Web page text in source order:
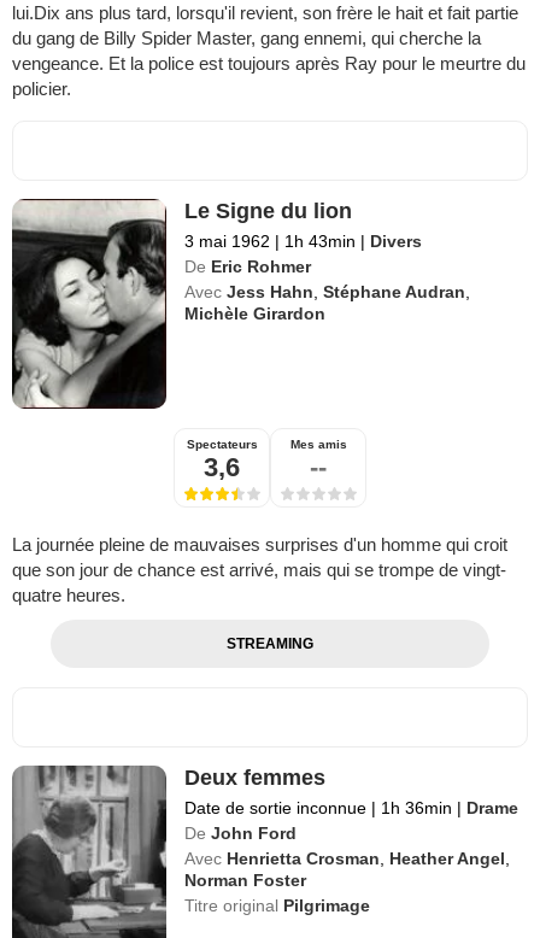
lui.Dix ans plus tard, lorsqu'il revient, son frère le hait et fait partie
du gang de Billy Spider Master, gang ennemi, qui cherche la
vengeance. Et la police est toujours après Ray pour le meurtre du
policier.
Le Signe du lion
3 mai 1962 | 1h 43min | Divers
De Eric Rohmer
Avec Jess Hahn ,Stéphane Audran
Michèle Girardon
Spectateurs
3,6
Mes amis
--
La journée pleine de mauvaises surprises d'un homme qui croit
que son jour de chance est arrivé, mais qui se trompe de vingt-
quatre heures.
STREAMING
Deux femmes
Date de sortie inconnue | 1h 36min | Drame
De John Ford
Avec Henrietta Crosman Heather Angel
Norman Foster
Titre original Pilgrimage